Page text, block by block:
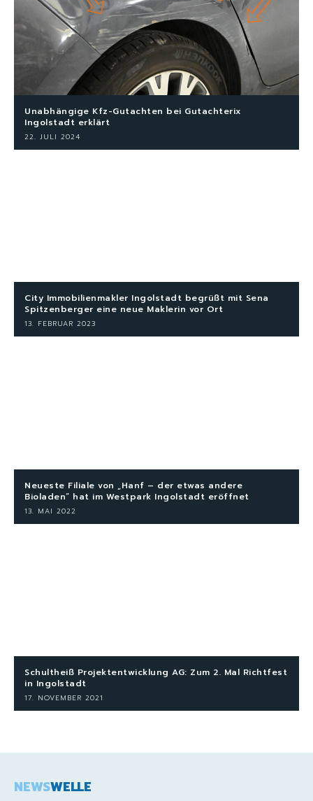
Unabhängige Kfz-Gutachten bei Gutachterix
Ingolstadt erklärt
22. JULI 2024
City Immobilienmakler Ingolstadt begrüßt mit Sena
Spitzenberger eine neue Maklerin vor Ort
13. FEBRUAR 2023
Neueste Filiale von „Hanf – der etwas andere
Bioladen“ hat im Westpark Ingolstadt eröffnet
13. MAI 2022
Schultheiß Projektentwicklung AG: Zum 2. Mal Richtfest
in Ingolstadt
17. NOVEMBER 2021
NEWSWELLE